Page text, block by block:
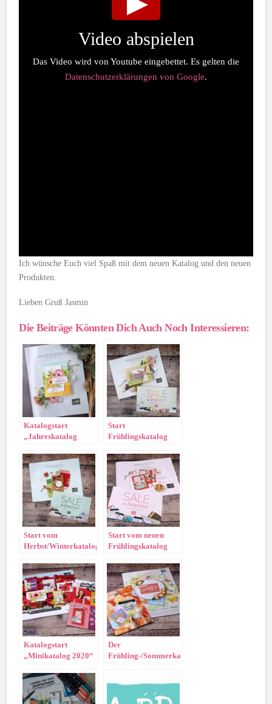
Video abspielen
Das Video wird von Youtube eingebettet. Es gelten die
Datenschutzerklärungen von Google.
Ich wünsche Euch viel Spaß mit dem neuen Katalog und den neuen
Produkten.
Lieben Gruß Jasmin
Die Beiträge Könnten Dich Auch Noch Interessieren:
Katalogstart
„Jahreskatalog
Start
Frühlingskatalog
Start vom
Herbst/Winterkatalog
Bration!
Start vom neuen
Frühlingskatalog
Bration
Katalogstart
„Minikatalog 2020“
Bration
Der
Frühling-/Sommerkatalog